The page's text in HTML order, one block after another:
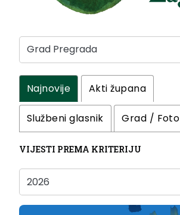
Najnovije Akti župana
Službeni glasnik Grad / Foto
VIJESTI PREMA KRITERIJU